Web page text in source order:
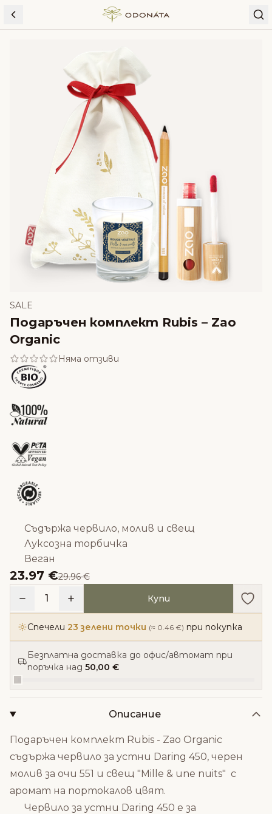
Skip to content
SALE
Подаръчен комплект Rubis – Zao
Organic
Няма отзиви
Съдържа червило, молив и свещ
Луксозна торбичка
Веган
23.97 €29.96 €
1 Купи
Спечели 23 зелени точки (≈ 0.46 €) при покупка
Безплатна доставка до офис/автомат при
поръчка над 50,00 €
Описание
Подаръчен комплект Rubis - Zao Organic
съдържа червило за устни Daring 450, черен
молив за очи 551 и свещ "Mille & une nuits" с
аромат на портокалов цвят.
Червило за устни Daring 450 е за